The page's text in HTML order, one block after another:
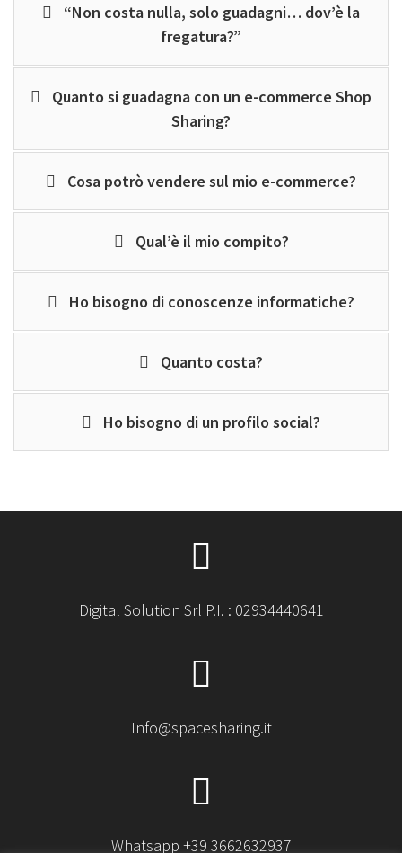
“Non costa nulla, solo guadagni… dov’è la
fregatura?”
Quanto si guadagna con un e-commerce Shop
Sharing?
Cosa potrò vendere sul mio e-commerce?
Qual’è il mio compito?
Ho bisogno di conoscenze informatiche?
Quanto costa?
Ho bisogno di un profilo social?
Digital Solution Srl P.I. : 02934440641
Info@spacesharing.it
Whatsapp +39 3662632937